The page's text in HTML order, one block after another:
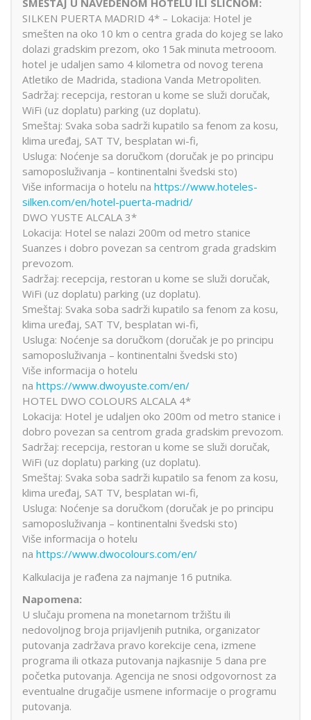
SMEŠTAJ U NAVEDENOM HOTELU ILI SLIČNOM:
SILKEN PUERTA MADRID 4* – Lokacija: Hotel je
smešten na oko 10 km o centra grada do kojeg se lako
dolazi gradskim prezom, oko 15ak minuta metrooom.
hotel je udaljen samo 4 kilometra od novog terena
Atletiko de Madrida, stadiona Vanda Metropoliten.
Sadržaj: recepcija, restoran u kome se služi doručak,
WiFi (uz doplatu) parking (uz doplatu).
Smeštaj: Svaka soba sadrži kupatilo sa fenom za kosu,
klima uređaj, SAT TV, besplatan wi-fi,
Usluga: Noćenje sa doručkom (doručak je po principu
samoposluživanja – kontinentalni švedski sto)
Više informacija o hotelu na https://www.hoteles-
silken.com/en/hotel-puerta-madrid/
DWO YUSTE ALCALA 3*
Lokacija: Hotel se nalazi 200m od metro stanice
Suanzes i dobro povezan sa centrom grada gradskim
prevozom.
Sadržaj: recepcija, restoran u kome se služi doručak,
WiFi (uz doplatu) parking (uz doplatu).
Smeštaj: Svaka soba sadrži kupatilo sa fenom za kosu,
klima uređaj, SAT TV, besplatan wi-fi,
Usluga: Noćenje sa doručkom (doručak je po principu
samoposluživanja – kontinentalni švedski sto)
Više informacija o hotelu
na https://www.dwoyuste.com/en/
HOTEL DWO COLOURS ALCALA 4*
Lokacija: Hotel je udaljen oko 200m od metro stanice i
dobro povezan sa centrom grada gradskim prevozom.
Sadržaj: recepcija, restoran u kome se služi doručak,
WiFi (uz doplatu) parking (uz doplatu).
Smeštaj: Svaka soba sadrži kupatilo sa fenom za kosu,
klima uređaj, SAT TV, besplatan wi-fi,
Usluga: Noćenje sa doručkom (doručak je po principu
samoposluživanja – kontinentalni švedski sto)
Više informacija o hotelu
na https://www.dwocolours.com/en/
Kalkulacija je rađena za najmanje 16 putnika.
Napomena:
U slučaju promena na monetarnom tržištu ili
nedovoljnog broja prijavljenih putnika, organizator
putovanja zadržava pravo korekcije cena, izmene
programa ili otkaza putovanja najkasnije 5 dana pre
početka putovanja. Agencija ne snosi odgovornost za
eventualne drugačije usmene informacije o programu
putovanja.